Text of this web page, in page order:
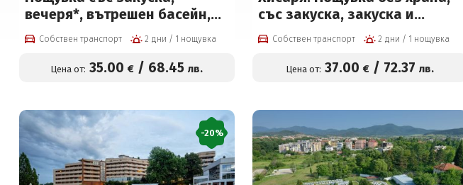
вечеря*, вътрешен басейн,
сауна и парна баня
Собствен транспорт 2 дни / 1 нощувка
Цена от: 35.00 € / 68.45 лв.
със закуска, закуска и
вечеря или All Inclusive +
вътрешен басейн, 2 сауни,
парна баня и външен басейн
Собствен транспорт 2 дни / 1 нощувка
Цена от: 37.00 € / 72.37 лв.
-20%